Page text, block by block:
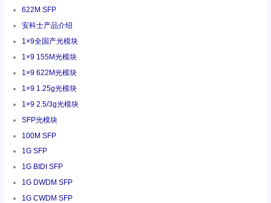
622M SFP
安科士产品介绍
1×9全国产光模块
1×9 155M光模块
1×9 622M光模块
1×9 1.25g光模块
1×9 2.5/3g光模块
SFP光模块
100M SFP
1G SFP
1G BIDI SFP
1G DWDM SFP
1G CWDM SFP